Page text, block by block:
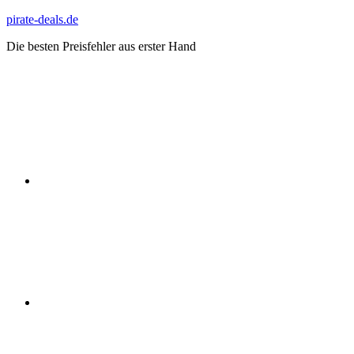
Zum
springen
pirate-deals.de
Die besten Preisfehler aus erster Hand